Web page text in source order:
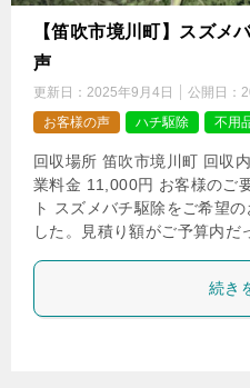
【笛吹市境川町】スズ
声
更新日： 2025年9月4日 公開日：
お客様の声
ハチ駆除 不用
回収場所 笛吹市境川町 回収
業料金 11,000円 お客様のご
ト スズメバチ駆除をご希望
した。見積り額がご予算内
続き